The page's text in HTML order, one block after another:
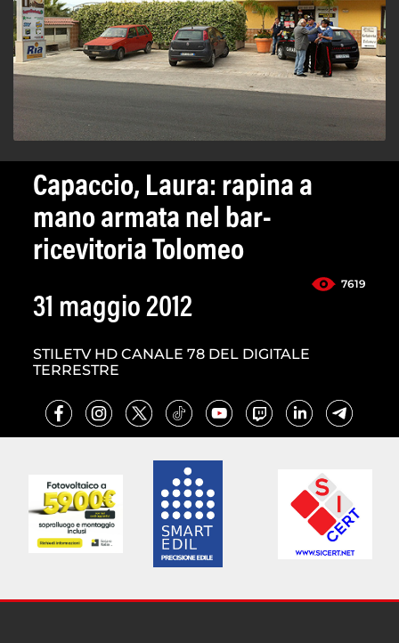
Capaccio, Laura: rapina a
mano armata nel bar-
ricevitoria Tolomeo
7619
31 maggio 2012
STILETV HD CANALE 78 DEL DIGITALE
TERRESTRE